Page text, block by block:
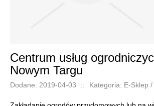
Centrum usług
Nowym Targu
Dodane: 2019-04-03 :: Kategoria: E-Sklep